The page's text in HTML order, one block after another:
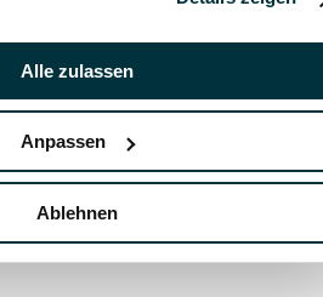
Alle zulassen
Anpassen
Ablehnen